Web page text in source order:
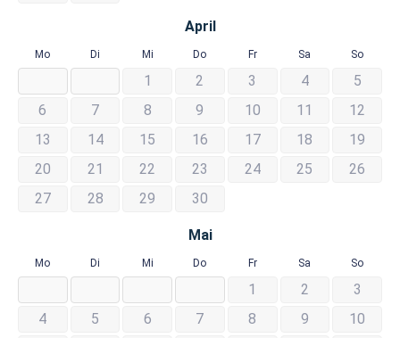
April
Mo Di Mi Do Fr Sa So
1 2 3 4
5
6
7 8 9 10 11
12
13
14 15 16 17 18
19
20
21 22 23 24 25
26
27
28 29 30
Mai
Mo Di Mi Do Fr Sa So
1 2
3
4
5 6 7 8 9
10